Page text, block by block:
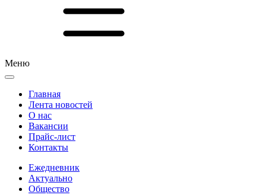
Меню
Главная
Лента новостей
О нас
Вакансии
Прайс-лист
Контакты
Ежедневник
Актуально
Общество